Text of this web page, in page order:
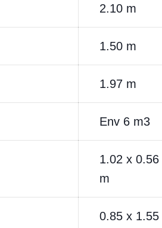
2.10 m
1.50 m
1.97 m
Env 6 m3
1.02 x 0.56
m
0.85 x 1.55